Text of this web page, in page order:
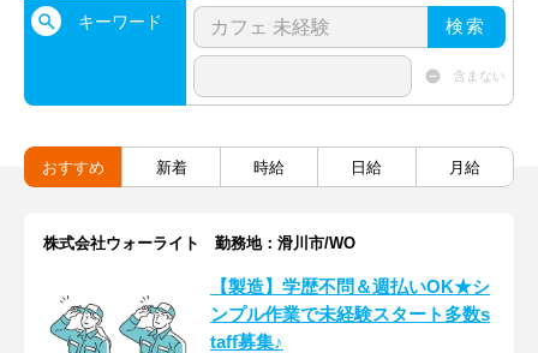
キーワード 検索
含まない
おすすめ 新着 時給 日給 月給
株式会社ウォーライト 勤務地：滑川市/WO
【製造】学歴不問＆週払いOK★シ
ンプル作業で未経験スタート多数s
taff募集♪